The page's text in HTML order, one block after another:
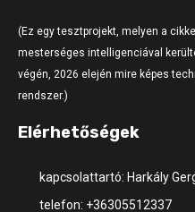
(Ez egy tesztprojekt, melyen a
mesterséges intelligenciával
végén, 2026 elején mire képes
rendszer.)
Elérhetőségek
kapcsolattartó: Harkály
telefon: +36305512337